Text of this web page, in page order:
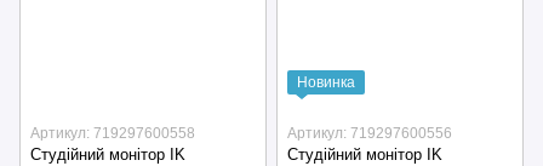
Артикул: 719297600558
Студійний монітор IK
Новинка
Артикул: 719297600556
Студійний монітор IK